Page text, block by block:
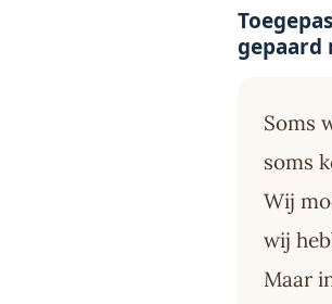
gepaard
Soms
soms
Wij
wij
Maar